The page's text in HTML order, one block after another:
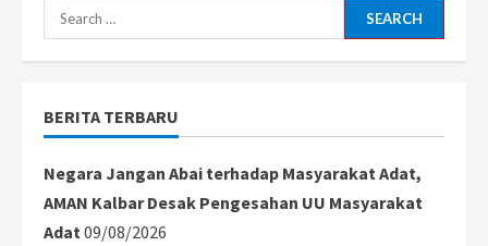
Search
for:
BERITA TERBARU
Negara Jangan Abai terhadap Masyarakat Adat,
AMAN Kalbar Desak Pengesahan UU Masyarakat
Adat09/08/2026